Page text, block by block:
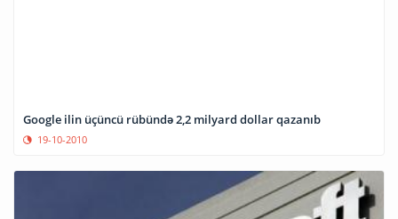
Google ilin üçüncü rübündə 2,2 milyard dollar qazanıb
19-10-2010